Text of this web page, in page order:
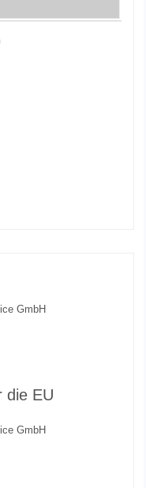
GmbH
die EU
GmbH